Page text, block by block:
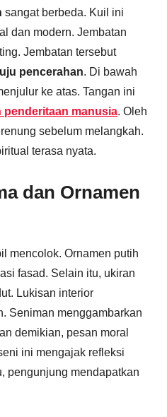
sangat berbeda. Kuil ini
dan modern. Jembatan
Jembatan tersebut
pencerahan. Di bawah
ke atas. Tangan ini
penderitaan manusia. Oleh
sebelum melangkah.
terasa nyata.
dan Ornamen
mencolok. Ornamen putih
fasad. Selain itu, ukiran
Lukisan interior
Seniman menggambarkan
demikian, pesan moral
ini mengajak refleksi
pengunjung mendapatkan